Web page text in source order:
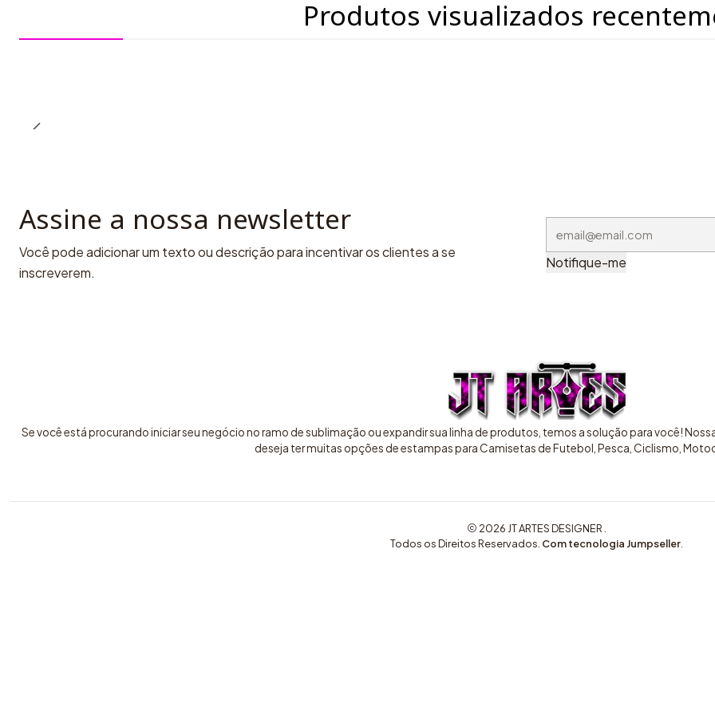
Produtos visualizados
Assine a nossa newsletter
Você pode adicionar um texto ou descrição para incentivar os clientes a se
inscreverem.
Notifique-me
Se você está procurando iniciar seu negócio no ramo de sublimação ou expandir sua linha de produtos, temos a solução para você!
deseja ter muitas opções de estampas para Camisetas de Futebol, Pesca, Ciclismo,
2026 JT ARTES DESIGNER .
Todos os Direitos Reservados. Com tecnologia Jumpseller.